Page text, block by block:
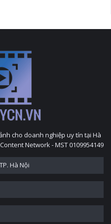
cho doanh nghiệp uy tín tại Hà
Network - MST 0109954149
Hà Nội